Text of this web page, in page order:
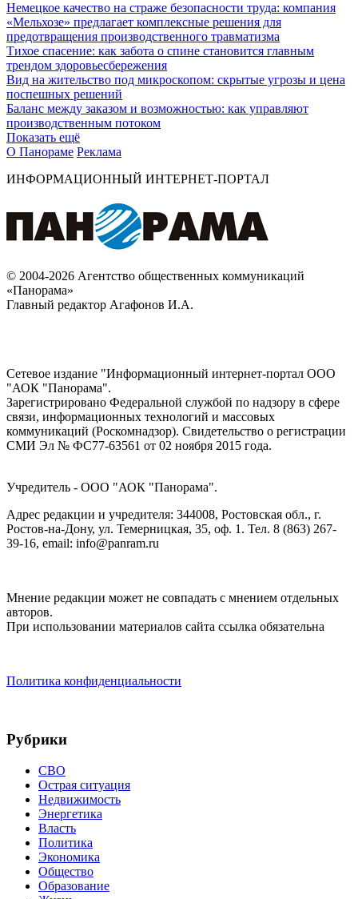
Немецкое качество на страже безопасности труда: компания
«Мельхозе» предлагает комплексные решения для
предотвращения производственного травматизма
Тихое спасение: как забота о спине становится главным
трендом здоровьесбережения
Вид на жительство под микроскопом: скрытые угрозы и цена
поспешных решений
Баланс между заказом и возможностью: как управляют
производственным потоком
Показать ещё
О Панораме Реклама
ИНФОРМАЦИОННЫЙ ИНТЕРНЕТ-ПОРТАЛ
© 2004-2026 Агентство общественных коммуникаций
«Панорама»
Главный редактор Агафонов И.А.
Сетевое издание "Информационный интернет-портал ООО
"АОК "Панорама".
Зарегистрировано Федеральной службой по надзору в сфере
связи, информационных технологий и массовых
коммуникаций (Роскомнадзор). Cвидетельство о регистрации
СМИ Эл № ФС77-63561 от 02 ноября 2015 года.
Учредитель - ООО "АОК "Панорама".
Адрес редакции и учредителя: 344008, Ростовская обл., г.
Ростов-на-Дону, ул. Темерницкая, 35, оф. 1. Тел. 8 (863) 267-
39-16, email: info@panram.ru
Мнение редакции может не совпадать с мнением отдельных
авторов.
При использовании материалов сайта ссылка обязательна
Политика конфиденциальности
Рубрики
СВО
Острая ситуация
Недвижимость
Энергетика
Власть
Политика
Экономика
Общество
Образование